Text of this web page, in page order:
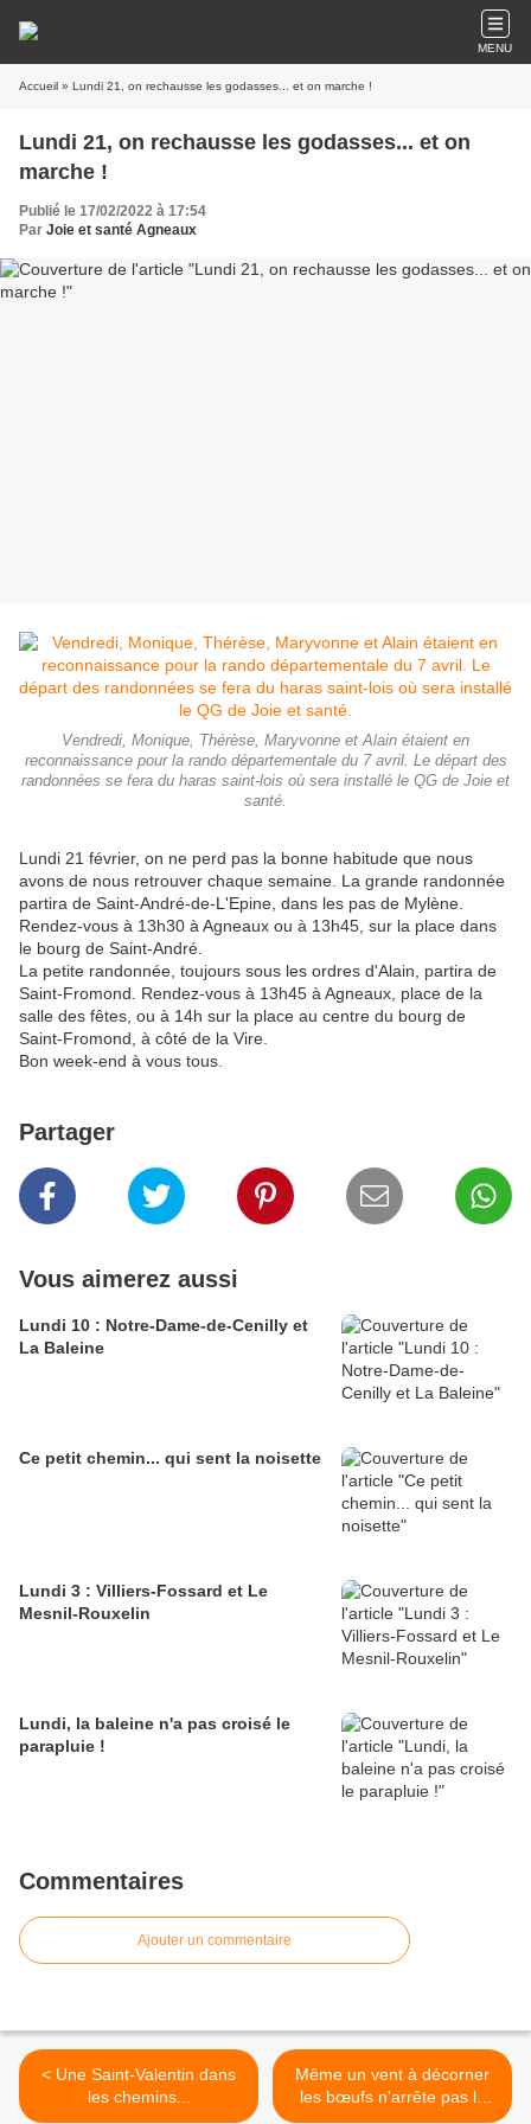
MENU
Accueil » Lundi 21, on rechausse les godasses... et on marche !
Lundi 21, on rechausse les godasses... et on
marche !
Publié le 17/02/2022 à 17:54
Par Joie et santé Agneaux
Vendredi, Monique, Thérèse, Maryvonne et Alain étaient en
reconnaissance pour la rando départementale du 7 avril. Le départ des
randonnées se fera du haras saint-lois où sera installé le QG de Joie et
santé.
Lundi 21 février, on ne perd pas la bonne habitude que nous
avons de nous retrouver chaque semaine. La grande randonnée
partira de Saint-André-de-L'Epine, dans les pas de Mylène.
Rendez-vous à 13h30 à Agneaux ou à 13h45, sur la place dans
le bourg de Saint-André.
La petite randonnée, toujours sous les ordres d'Alain, partira de
Saint-Fromond. Rendez-vous à 13h45 à Agneaux, place de la
salle des fêtes, ou à 14h sur la place au centre du bourg de
Saint-Fromond, à côté de la Vire.
Bon week-end à vous tous.
Partager
Vous aimerez aussi
Lundi 10 : Notre-Dame-de-Cenilly et
La Baleine
Ce petit chemin... qui sent la noisette
Lundi 3 : Villiers-Fossard et Le
Mesnil-Rouxelin
Lundi, la baleine n'a pas croisé le
parapluie !
Commentaires
Ajouter un commentaire
< Une Saint-Valentin dans
les chemins...
Même un vent à décorner
les bœufs n'arrête pas le
randonneur >